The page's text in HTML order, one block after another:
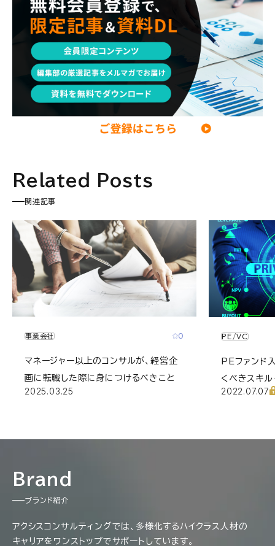
コンサル現場論 経営企画・事業企画 メンタルケア
パラレルキャリア ワークライフバランス 移住・二拠点生活 AI活用
DX・テクノロジー リスキリング・資格 M&A・ファイナンス
Related Posts
関連記事
事業会社 0
マネージャー以上のコンサルが、経営企
画に転職した際に身につけるべきこと
2025.03.25
PE/VC
PEファンド
くべきスキル
の方向け】
2022.07.07
Brand
ブランド紹介
アクシスコンサルティングでは、多様化するハイクラス人材の
キャリアをワンストップでサポートしています。